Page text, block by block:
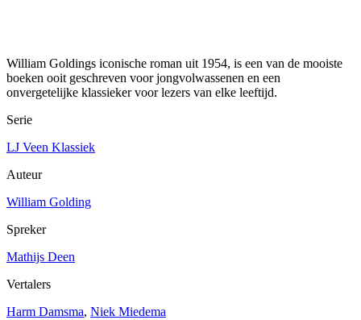
William Goldings iconische roman uit 1954, is een van de mooiste
boeken ooit geschreven voor jongvolwassenen en een
onvergetelijke klassieker voor lezers van elke leeftijd.
Serie
LJ Veen Klassiek
Auteur
William Golding
Spreker
Mathijs Deen
Vertalers
Harm Damsma, Niek Miedema